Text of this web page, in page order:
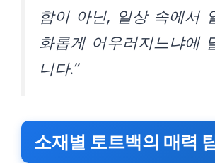
함이 아닌, 일상 속에서
화롭게 어우러지느냐에
니다.”
소재별 토트백의 매력